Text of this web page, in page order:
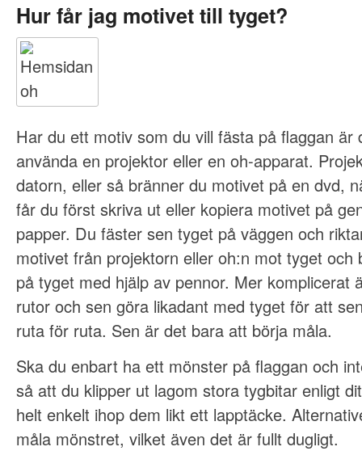
Hur får jag motivet till tyget?
Har du ett motiv som du vill fästa på flaggan är
använda en projektor eller en oh-apparat.
datorn, eller så bränner du motivet på en dvd,
får du först skriva ut eller kopiera motivet på
papper. Du fäster sen tyget på väggen och
motivet från projektorn eller oh:n mot tyget och
på tyget med hjälp av pennor. Mer komplicerat
rutor och sen göra likadant med tyget för att
ruta för ruta. Sen är det bara att börja måla.
Ska du enbart ha ett mönster på flaggan och
så att du klipper ut lagom stora tygbitar enligt
helt enkelt ihop dem likt ett lapptäcke.
måla mönstret, vilket även det är fullt dugligt.